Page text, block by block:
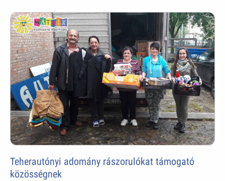
Teherautónyi adomány rászorulókat támogató
közösségnek